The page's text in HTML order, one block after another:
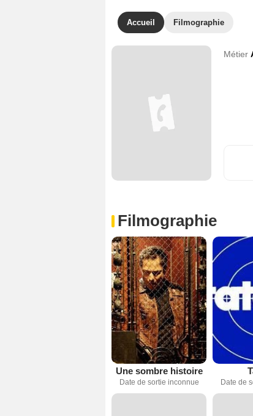
Accueil Filmographie
Métier
Filmographie
Une sombre histoire
Date de sortie inconnue Date de